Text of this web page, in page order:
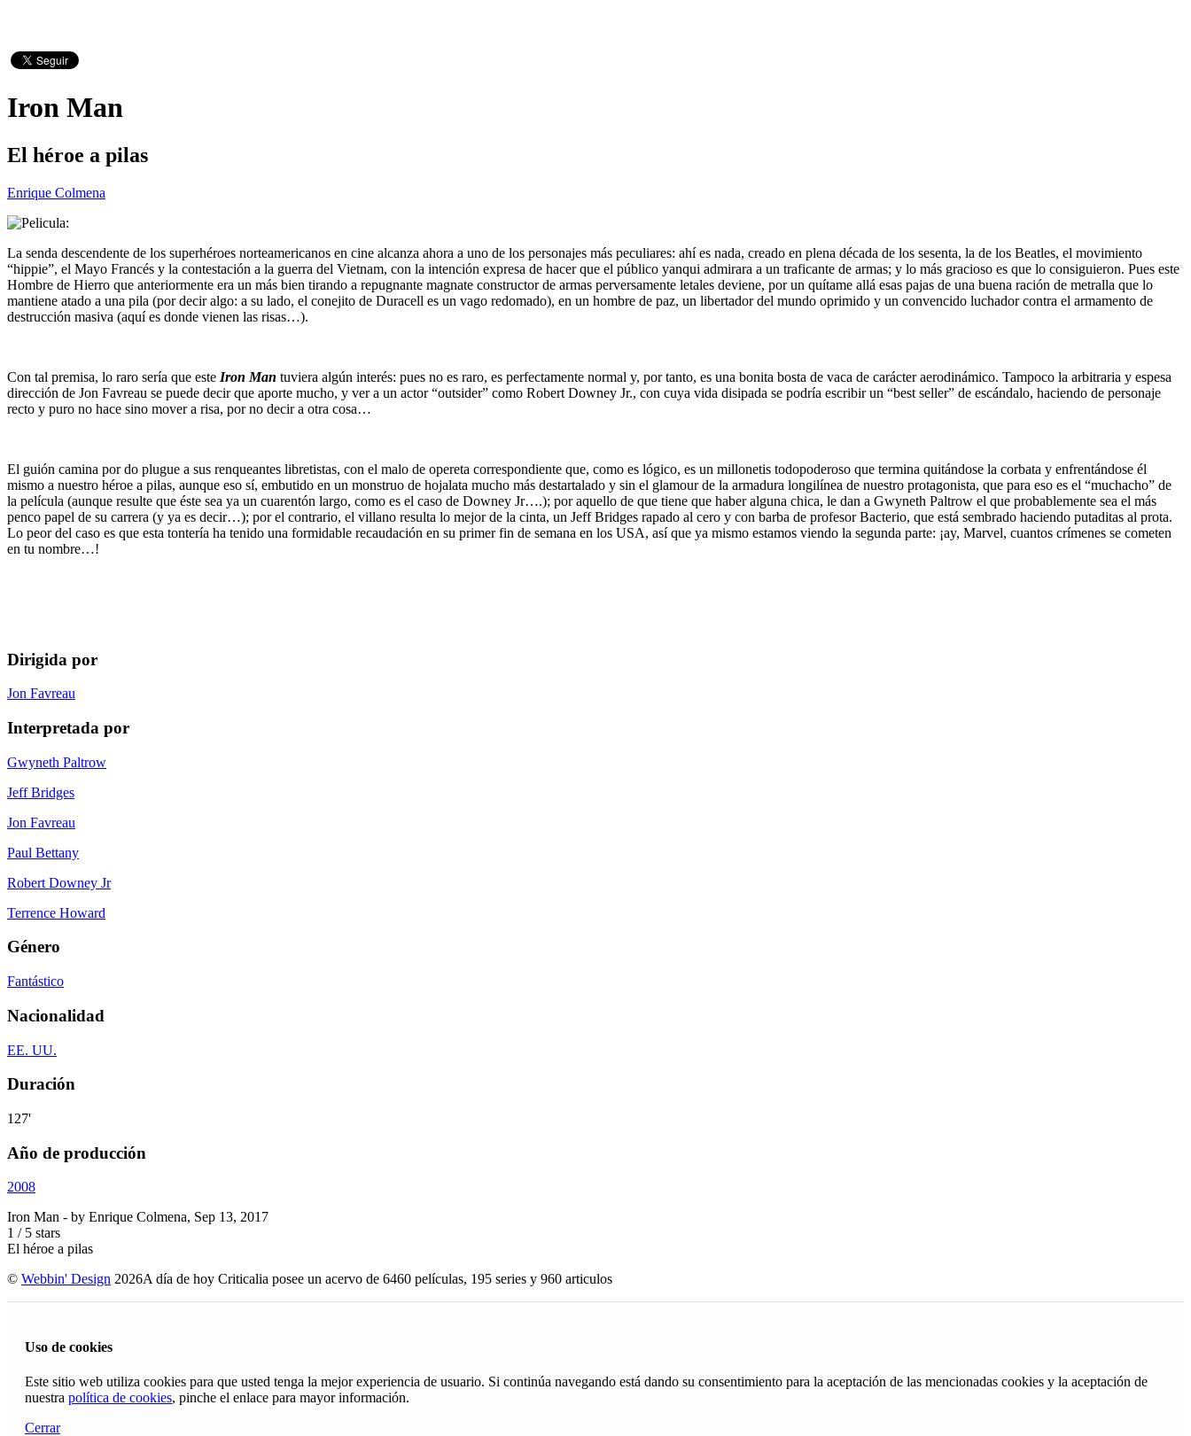
Iron Man
El héroe a pilas
Enrique Colmena
La senda descendente de los superhéroes norteamericanos en cine alcanza ahora a uno de los personajes más peculiares: ahí es nada, creado en plena década de los sesenta, la de los Beatles, el movimiento
“hippie”, el Mayo Francés y la contestación a la guerra del Vietnam, con la intención expresa de hacer que el público yanqui admirara a un traficante de armas; y lo más gracioso es que lo consiguieron. Pues este
Hombre de Hierro que anteriormente era un más bien tirando a repugnante magnate constructor de armas perversamente letales deviene, por un quítame allá esas pajas de una buena ración de metralla que lo
mantiene atado a una pila (por decir algo: a su lado, el conejito de Duracell es un vago redomado), en un hombre de paz, un libertador del mundo oprimido y un convencido luchador contra el armamento de
destrucción masiva (aquí es donde vienen las risas…).
Con tal premisa, lo raro sería que este Iron Man tuviera algún interés: pues no es raro, es perfectamente normal y, por tanto, es una bonita bosta de vaca de carácter aerodinámico. Tampoco la arbitraria y espesa
dirección de Jon Favreau se puede decir que aporte mucho, y ver a un actor “outsider” como Robert Downey Jr., con cuya vida disipada se podría escribir un “best seller” de escándalo, haciendo de personaje
recto y puro no hace sino mover a risa, por no decir a otra cosa…
El guión camina por do plugue a sus renqueantes libretistas, con el malo de opereta correspondiente que, como es lógico, es un millonetis todopoderoso que termina quitándose la corbata y enfrentándose él
mismo a nuestro héroe a pilas, aunque eso sí, embutido en un monstruo de hojalata mucho más destartalado y sin el glamour de la armadura longilínea de nuestro protagonista, que para eso es el “muchacho” de
la película (aunque resulte que éste sea ya un cuarentón largo, como es el caso de Downey Jr….); por aquello de que tiene que haber alguna chica, le dan a Gwyneth Paltrow el que probablemente sea el más
penco papel de su carrera (y ya es decir…); por el contrario, el villano resulta lo mejor de la cinta, un Jeff Bridges rapado al cero y con barba de profesor Bacterio, que está sembrado haciendo putaditas al prota.
Lo peor del caso es que esta tontería ha tenido una formidable recaudación en su primer fin de semana en los USA, así que ya mismo estamos viendo la segunda parte: ¡ay, Marvel, cuantos crímenes se cometen
en tu nombre…!
Dirigida por
Jon Favreau
Interpretada por
Gwyneth Paltrow
Jeff Bridges
Jon Favreau
Paul Bettany
Robert Downey Jr
Terrence Howard
Género
Fantástico
Nacionalidad
EE. UU.
Duración
127'
Año de producción
2008
Iron Man - by Enrique Colmena, Sep 13, 2017
1 / 5 stars
El héroe a pilas
© Webbin' Design 2026A día de hoy Criticalia posee un acervo de 6460 películas, 195 series y 960 articulos
Uso de cookies
Este sitio web utiliza cookies para que usted tenga la mejor experiencia de usuario. Si continúa navegando está dando su consentimiento para la aceptación de las mencionadas cookies y la aceptación de
nuestra política de cookies, pinche el enlace para mayor información.
Cerrar